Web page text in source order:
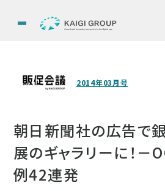
2014年03月号
朝日新聞社の広告で
展のギャラリーに！－
例42連発